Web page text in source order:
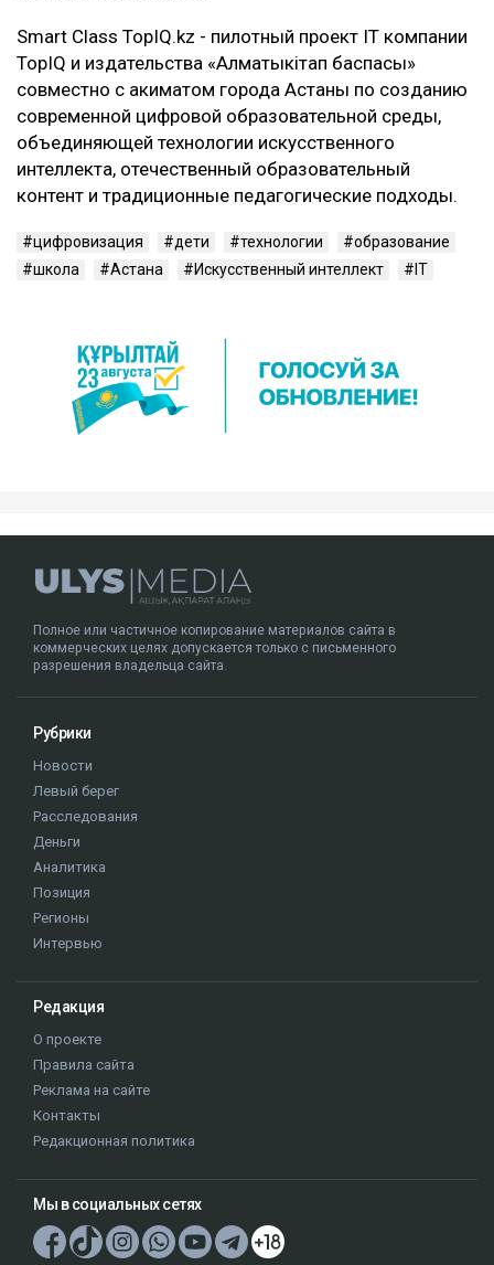
Smart Class TopIQ.kz - пилотный проект IT компании
TopIQ и издательства «Алматыкітап баспасы»
совместно с акиматом города Астаны по созданию
современной цифровой образовательной среды,
объединяющей технологии искусственного
интеллекта, отечественный образовательный
контент и традиционные педагогические подходы.
цифровизация дети технологии
образование
школа
Астана Искусственный интеллект IT
Полное или частичное копирование материалов сайта в
коммерческих целях допускается только с письменного
разрешения владельца сайта.
Рубрики
Новости
Левый берег
Расследования
Деньги
Аналитика
Позиция
Регионы
Интервью
Редакция
О проекте
Правила сайта
Реклама на сайте
Контакты
Редакционная политика
Мы в социальных сетях